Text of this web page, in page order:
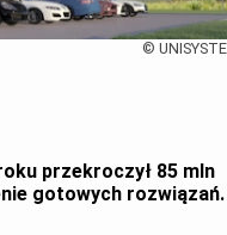
©
przekroczył 85 mln
gotowych rozwiązań.